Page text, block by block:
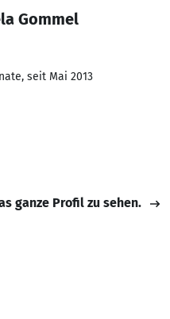
Gommel
seit Mai 2013
ganze Profil zu sehen.